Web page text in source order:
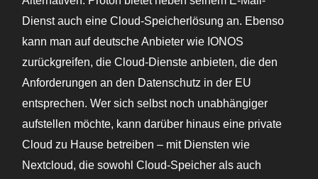
Dienst auch eine Cloud-Speicherlösung an. Ebenso
kann man auf deutsche Anbieter wie IONOS
zurückgreifen, die Cloud-Dienste anbieten, die den
Anforderungen an den Datenschutz in der EU
entsprechen. Wer sich selbst noch unabhängiger
aufstellen möchte, kann darüber hinaus eine private
Cloud zu Hause betreiben – mit Diensten wie
Nextcloud, die sowohl Cloud-Speicher als auch